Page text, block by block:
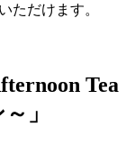
ただけます。
Tea
」